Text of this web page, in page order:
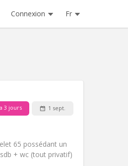
Connexion Fr
3 jours 1 sept.
65 possédant un
+ wc (tout privatif)
chaleureuse,
Non